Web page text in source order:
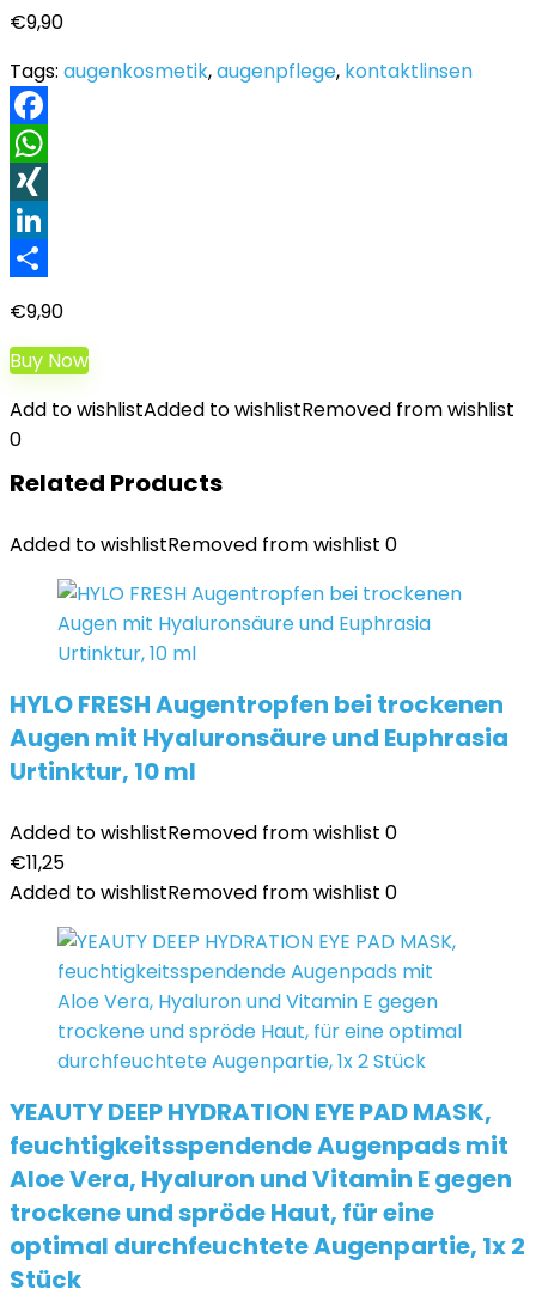
€9,90
Tags: augenkosmetik,augenpflege, kontaktlinsen
Facebook
WhatsApp
XING
LinkedIn
€9,90
Buy Now
Add to wishlistAdded to wishlistRemoved from wishlist
0
Related Products
Added to wishlistRemoved from wishlist 0
HYLO FRESH Augentropfen bei trockenen
Augen mit Hyaluronsäure und Euphrasia
Urtinktur, 10 ml
Added to wishlistRemoved from wishlist 0
€11,25
Added to wishlistRemoved from wishlist 0
YEAUTY DEEP HYDRATION EYE PAD MASK,
feuchtigkeitsspendende Augenpads mit
Aloe Vera, Hyaluron und Vitamin E gegen
trockene und spröde Haut, für eine
optimal durchfeuchtete Augenpartie, 1x 2
Stück